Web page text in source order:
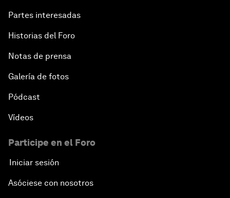
Partes interesadas
Historias del Foro
Notas de prensa
Galería de fotos
Pódcast
Vídeos
Participe en el Foro
Iniciar sesión
Asóciese con nosotros